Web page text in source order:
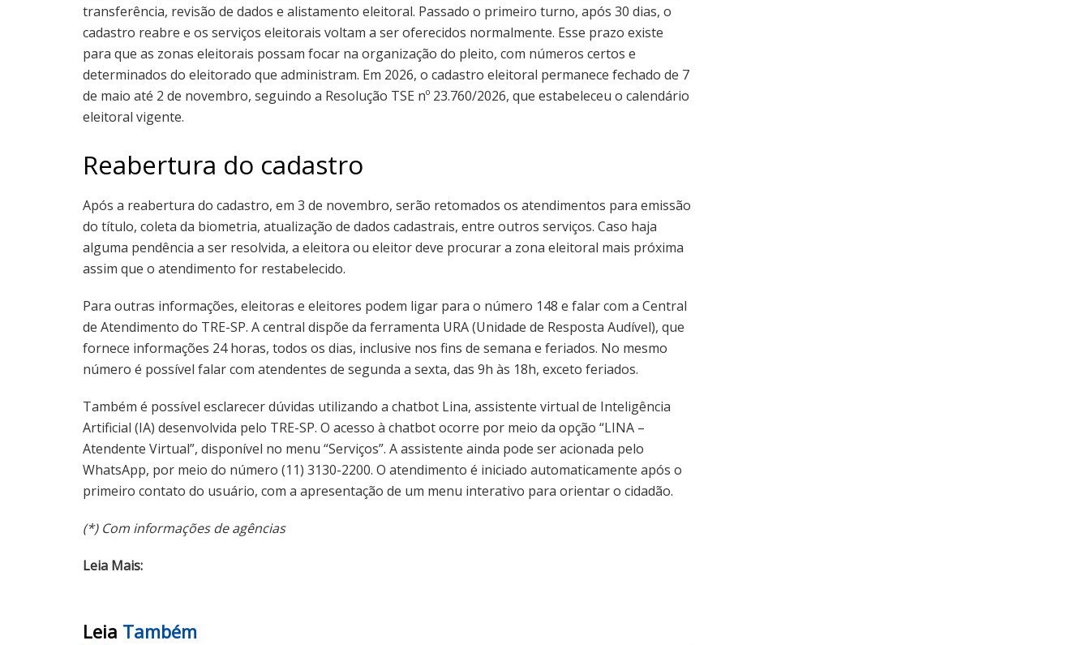
transferência, revisão de dados e alistamento eleitoral. Passado o primeiro turno, após 30 dias, o
cadastro reabre e os serviços eleitorais voltam a ser oferecidos normalmente. Esse prazo existe
para que as zonas eleitorais possam focar na organização do pleito, com números certos e
determinados do eleitorado que administram. Em 2026, o cadastro eleitoral permanece fechado de 7
de maio até 2 de novembro, seguindo a Resolução TSE nº 23.760/2026, que estabeleceu o calendário
eleitoral vigente.
Reabertura do cadastro
Após a reabertura do cadastro, em 3 de novembro, serão retomados os atendimentos para emissão
do título, coleta da biometria, atualização de dados cadastrais, entre outros serviços. Caso haja
alguma pendência a ser resolvida, a eleitora ou eleitor deve procurar a zona eleitoral mais próxima
assim que o atendimento for restabelecido.
Para outras informações, eleitoras e eleitores podem ligar para o número 148 e falar com a Central
de Atendimento do TRE-SP. A central dispõe da ferramenta URA (Unidade de Resposta Audível), que
fornece informações 24 horas, todos os dias, inclusive nos fins de semana e feriados. No mesmo
número é possível falar com atendentes de segunda a sexta, das 9h às 18h, exceto feriados.
Também é possível esclarecer dúvidas utilizando a chatbot Lina, assistente virtual de Inteligência
Artificial (IA) desenvolvida pelo TRE-SP. O acesso à chatbot ocorre por meio da opção “LINA –
Atendente Virtual”, disponível no menu “Serviços”. A assistente ainda pode ser acionada pelo
WhatsApp, por meio do número (11) 3130-2200. O atendimento é iniciado automaticamente após o
primeiro contato do usuário, com a apresentação de um menu interativo para orientar o cidadão.
(*) Com informações de agências
Leia Mais:
Leia Também